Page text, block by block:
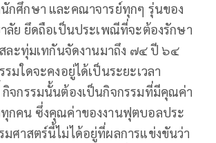
กศึกษา และคณาจารย์ทุกๆ รุ่นของ
ลัย ยึดถือเป็นประเพณีที่จะต้องรักษา
สละทุ่มเทกันจัดงานมาถึง ๗๔ ปี ๖๔
รมใดจะคงอยู่ได้เป็นระยะเวลา
จกรรมนั้นต้องเป็นกิจกรรมที่มีคุณค่า
กคน ซึ่งคุณค่าของงานฟุตบอลประ
ศาสตร์นี้ไม่ได้อยู่ที่ผลการแข่งขันว่า